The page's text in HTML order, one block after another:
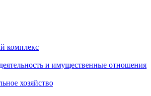
комплекс
и имущественные отношения
хозяйство